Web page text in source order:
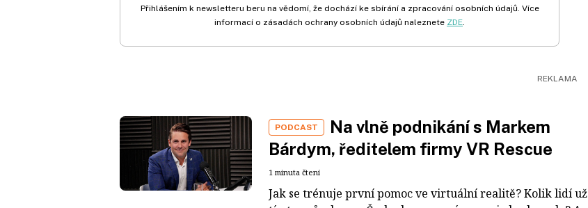
Přihlášením k newsletteru beru na vědomí, že dochází ke sbírání a zpracování osobních údajů. Více
informací o zásadách ochrany osobních údajů naleznete ZDE
PODCAST
Na vlně podnikání s Markem
Bárdym, ředitelem firmy VR Rescue
1 minuta čtení
Jak se trénuje první pomoc ve virtuální realitě? Kolik lidí už